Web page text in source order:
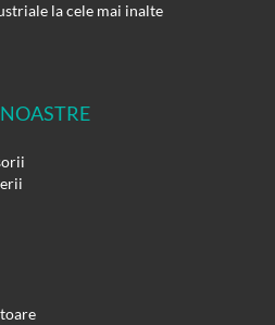
la cele mai inalte